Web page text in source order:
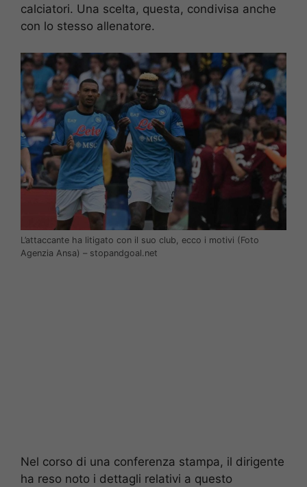
calciatori. Una scelta, questa, condivisa anche
con lo stesso allenatore.
L’attaccante ha litigato con il suo club, ecco i motivi (Foto
Agenzia Ansa) – stopandgoal.net
Nel corso di una conferenza stampa, il dirigente
ha reso noto i dettagli relativi a questo